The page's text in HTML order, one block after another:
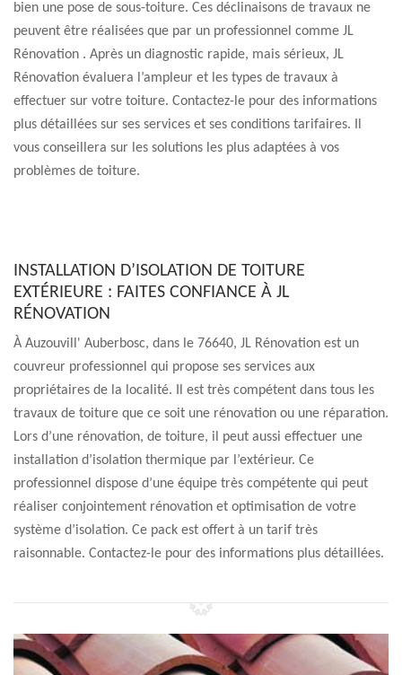
bien une pose de sous-toiture. Ces déclinaisons de travaux ne
peuvent être réalisées que par un professionnel comme JL
Rénovation . Après un diagnostic rapide, mais sérieux, JL
Rénovation évaluera l’ampleur et les types de travaux à
effectuer sur votre toiture. Contactez-le pour des informations
plus détaillées sur ses services et ses conditions tarifaires. Il
vous conseillera sur les solutions les plus adaptées à vos
problèmes de toiture.
INSTALLATION D’ISOLATION DE TOITURE
EXTÉRIEURE : FAITES CONFIANCE À JL
RÉNOVATION
À Auzouvill' Auberbosc, dans le 76640, JL Rénovation est un
couvreur professionnel qui propose ses services aux
propriétaires de la localité. Il est très compétent dans tous les
travaux de toiture que ce soit une rénovation ou une réparation.
Lors d’une rénovation, de toiture, il peut aussi effectuer une
installation d’isolation thermique par l’extérieur. Ce
professionnel dispose d’une équipe très compétente qui peut
réaliser conjointement rénovation et optimisation de votre
système d’isolation. Ce pack est offert à un tarif très
raisonnable. Contactez-le pour des informations plus détaillées.